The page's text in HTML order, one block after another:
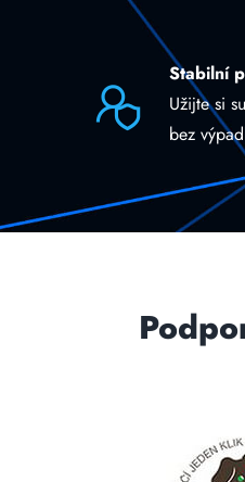
Stabilní
Užijte si
bez